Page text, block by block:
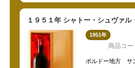
１９５１年 シャトー・シュヴァル
1951年
商品コー
ボルドー地方 サ